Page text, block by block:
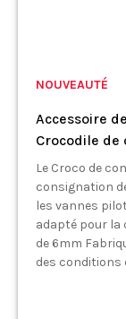
NOUVEAUTÉ
Accessoire
Crocodile de
Le Croco de
consignation
les vannes
adapté pour la
de 6mm
des conditions